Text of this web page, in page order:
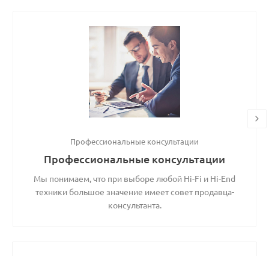
Профессиональные консультации
Профессиональные консультации
Мы понимаем, что при выборе любой Hi-Fi и Hi-End
техники большое значение имеет совет продавца-
консультанта.